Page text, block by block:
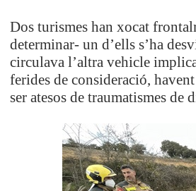
Dos turismes han xocat
determinar- un d’ells s’ha
circulava l’altra vehicle
ferides de consideració,
ser atesos de traumatismes de